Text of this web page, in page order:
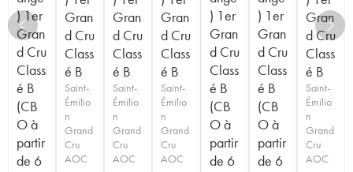
) 1er
Gran
d Cru
Class
é B
(CB
O à
partir
de 6
Gran
d Cru
Class
é B
Saint-
Émilio
n
Grand
Cru
AOC
Gran
d Cru
Class
é B
Saint-
Émilio
n
Grand
Cru
AOC
Gran
d Cru
Class
é B
Saint-
Émilio
n
Grand
Cru
AOC
) 1er
Gran
d Cru
Class
é B
(CB
O à
partir
de 6
) 1er
Gran
d Cru
Class
é B
(CB
O à
partir
de 6
Gran
d Cru
Class
é B
Saint-
Émilio
n
Grand
Cru
AOC